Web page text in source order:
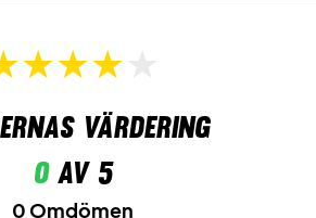
värdering
0av 5
0 Omdömen